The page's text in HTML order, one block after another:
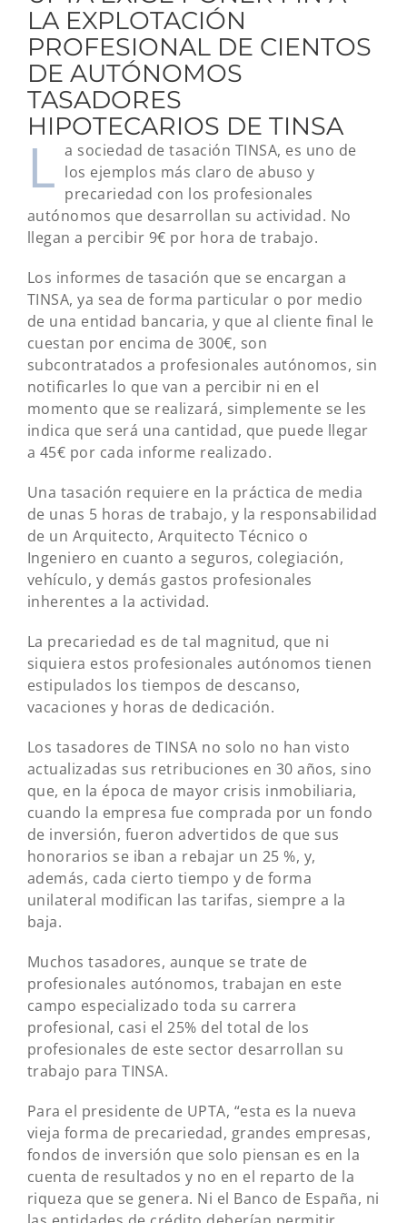
LA EXPLOTACIÓN
PROFESIONAL DE CIENTOS
DE AUTÓNOMOS
TASADORES
HIPOTECARIOS DE TINSA
L a sociedad de tasación TINSA, es uno de
los ejemplos más claro de abuso y
precariedad con los profesionales
autónomos que desarrollan su actividad. No
llegan a percibir 9€ por hora de trabajo.
Los informes de tasación que se encargan a
TINSA, ya sea de forma particular o por medio
de una entidad bancaria, y que al cliente final le
cuestan por encima de 300€, son
subcontratados a profesionales autónomos, sin
notificarles lo que van a percibir ni en el
momento que se realizará, simplemente se les
indica que será una cantidad, que puede llegar
a 45€ por cada informe realizado.
Una tasación requiere en la práctica de media
de unas 5 horas de trabajo, y la responsabilidad
de un Arquitecto, Arquitecto Técnico o
Ingeniero en cuanto a seguros, colegiación,
vehículo, y demás gastos profesionales
inherentes a la actividad.
La precariedad es de tal magnitud, que ni
siquiera estos profesionales autónomos tienen
estipulados los tiempos de descanso,
vacaciones y horas de dedicación.
Los tasadores de TINSA no solo no han visto
actualizadas sus retribuciones en 30 años, sino
que, en la época de mayor crisis inmobiliaria,
cuando la empresa fue comprada por un fondo
de inversión, fueron advertidos de que sus
honorarios se iban a rebajar un 25 %, y,
además, cada cierto tiempo y de forma
unilateral modifican las tarifas, siempre a la
baja.
Muchos tasadores, aunque se trate de
profesionales autónomos, trabajan en este
campo especializado toda su carrera
profesional, casi el 25% del total de los
profesionales de este sector desarrollan su
trabajo para TINSA.
Para el presidente de UPTA, “esta es la nueva
vieja forma de precariedad, grandes empresas,
fondos de inversión que solo piensan es en la
cuenta de resultados y no en el reparto de la
riqueza que se genera. Ni el Banco de España, ni